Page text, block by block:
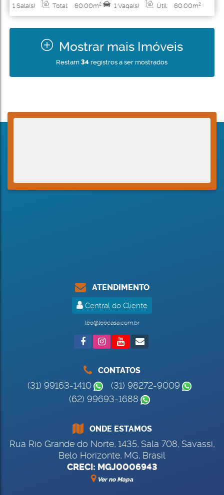
1 Sala(s) Total: 60.00m² 1 Vaga(s) Útil: 60.00m²
Mostrar mais Imóveis
Restam34 registros a ser mostrados
ATENDIMENTO
Central do Cliente
leo@leocasa.com.br
CONTATOS
(31) 99163-1410
(31) 98272-9009
(62) 99693-1688
ONDE ESTAMOS
Rua Rio Grande do Norte, 1435, Sala 708, Savassi,
Belo Horizonte, MG, Brasil
CRECI: MGJ0006943
Ver no Mapa